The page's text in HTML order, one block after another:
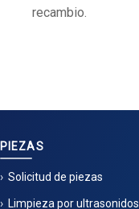
recambio.
PIEZAS
Solicitud de piezas
Limpieza por ultrasonidos